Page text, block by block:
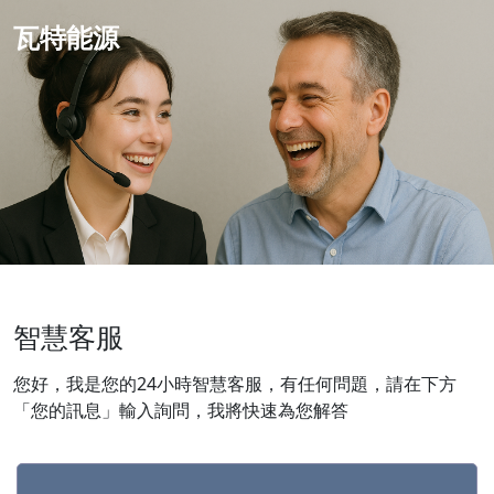
瓦特能源
智慧客服
您好，我是您的24小時智慧客服，有任何問題，請在下方
「您的訊息」輸入詢問，我將快速為您解答